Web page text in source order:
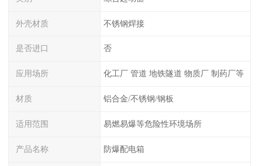
外壳材质 不锈钢焊接
是否进口 否
应用场所 化工厂 管道 地铁隧道 物质厂 制药厂等
材质 铝合金/不锈钢/钢板
适用范围 易燃易爆等危险性环境场所
产品名称 防爆配电箱